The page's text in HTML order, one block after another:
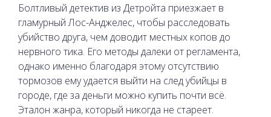
Болтливый детектив из Детройта приезжает в
гламурный Лос-Анджелес, чтобы расследовать
убийство друга, чем доводит местных копов до
нервного тика. Его методы далеки от регламента,
однако именно благодаря этому отсутствию
тормозов ему удается выйти на след убийцы в
городе, где за деньги можно купить почти всё.
Эталон жанра, который никогда не стареет.